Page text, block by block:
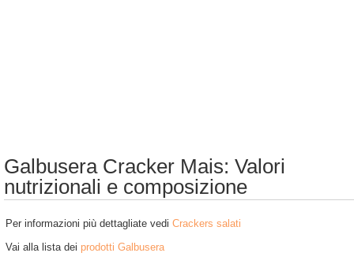
Galbusera Cracker Mais: Valori
nutrizionali e composizione
Per informazioni più dettagliate vedi Crackers salati
Vai alla lista dei prodotti Galbusera